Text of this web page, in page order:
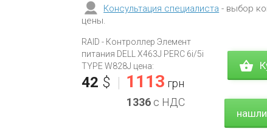
Консультация специалиста - выбор
цены.
RAID - Контроллер Элемент
питания DELL X463J PERC 6i/5i
TYPE W828J цена:
42 $ | 1113 грн
1336 с НДС